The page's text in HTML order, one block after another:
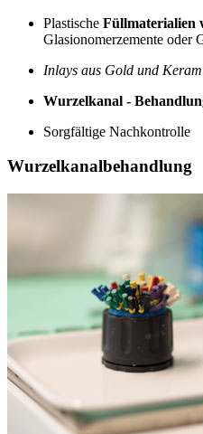
Plastische Füllmaterialien
Glasionomerzemente oder
Inlays aus Gold und
Wurzelkanal -
Sorgfältige Nachkontrolle
Wurzelkanalbehandlung